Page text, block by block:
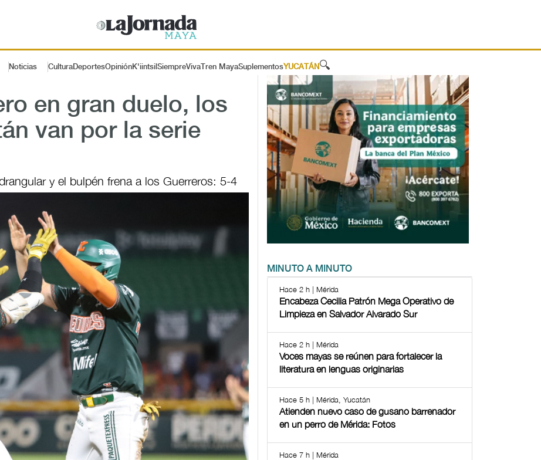
Noticias CulturaDeportesOpiniónK'iintsil SiempreViva Tren MayaSuplementosYUCATÁN 🔍
en gran duelo, los
van por la serie
y el bulpén frena a los Guerreros: 5-4
MINUTO A MINUTO
Hace 2 h | Mérida
Encabeza Cecilia Patrón Mega Operativo de
Limpieza en Salvador Alvarado Sur
Hace 2 h | Mérida
Voces mayas se reúnen para fortalecer la
literatura en lenguas originarias
Hace 5 h | Mérida, Yucatán
Atienden nuevo caso de gusano barrenador
en un perro de Mérida: Fotos
Hace 7 h | Mérida